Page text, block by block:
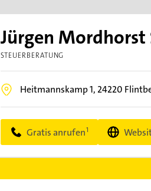
Jürgen
STEUERBERATUNG
Heitmannskamp 1, 24220
Gratis anrufen